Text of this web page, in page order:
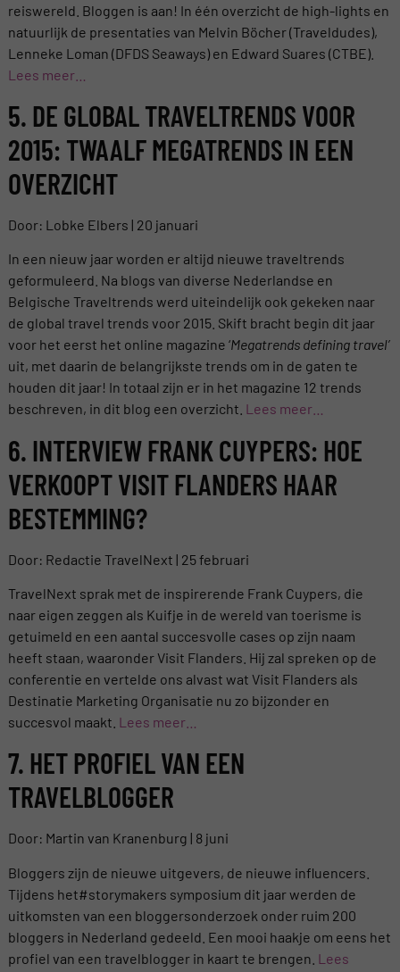
reiswereld. Bloggen is aan! In één overzicht de high-lights en
natuurlijk de presentaties van Melvin Böcher (Traveldudes),
Lenneke Loman (DFDS Seaways) en Edward Suares (CTBE).
Lees meer…
5. DE GLOBAL TRAVELTRENDS VOOR
2015: TWAALF MEGATRENDS IN EEN
OVERZICHT
Door: Lobke Elbers | 20 januari
In een nieuw jaar worden er altijd nieuwe traveltrends
geformuleerd. Na blogs van diverse Nederlandse en
Belgische Traveltrends werd uiteindelijk ook gekeken naar
de global travel trends voor 2015. Skift bracht begin dit jaar
voor het eerst het online magazine ‘Megatrends defining travel’
uit, met daarin de belangrijkste trends om in de gaten te
houden dit jaar! In totaal zijn er in het magazine 12 trends
beschreven, in dit blog een overzicht. Lees meer…
6. INTERVIEW FRANK CUYPERS: HOE
VERKOOPT VISIT FLANDERS HAAR
BESTEMMING?
Door: Redactie TravelNext | 25 februari
TravelNext sprak met de inspirerende Frank Cuypers, die
naar eigen zeggen als Kuifje in de wereld van toerisme is
getuimeld en een aantal succesvolle cases op zijn naam
heeft staan, waaronder Visit Flanders. Hij zal spreken op de
conferentie en vertelde ons alvast wat Visit Flanders als
Destinatie Marketing Organisatie nu zo bijzonder en
succesvol maakt. Lees meer…
7. HET PROFIEL VAN EEN
TRAVELBLOGGER
Door: Martin van Kranenburg | 8 juni
Bloggers zijn de nieuwe uitgevers, de nieuwe influencers.
Tijdens het#storymakers symposium dit jaar werden de
uitkomsten van een bloggersonderzoek onder ruim 200
bloggers in Nederland gedeeld. Een mooi haakje om eens het
profiel van een travelblogger in kaart te brengen. Lees